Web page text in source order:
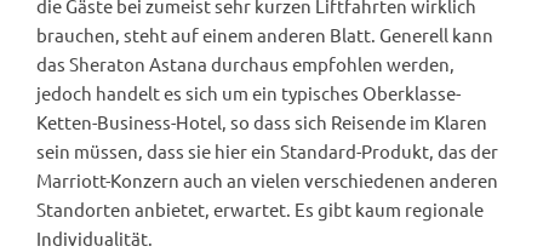
die Gäste bei zumeist sehr kurzen Liftfahrten wirklich
brauchen, steht auf einem anderen Blatt. Generell kann
das Sheraton Astana durchaus empfohlen werden,
jedoch handelt es sich um ein typisches Oberklasse-
Ketten-Business-Hotel, so dass sich Reisende im Klaren
sein müssen, dass sie hier ein Standard-Produkt, das der
Marriott-Konzern auch an vielen verschiedenen anderen
Standorten anbietet, erwartet. Es gibt kaum regionale
Individualität.